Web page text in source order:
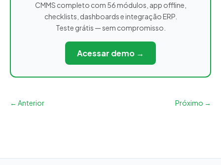
CMMS completo com 56 módulos, app offline,
checklists, dashboards e integração ERP.
Teste grátis — sem compromisso.
Acessar demo →
← Anterior Próximo →